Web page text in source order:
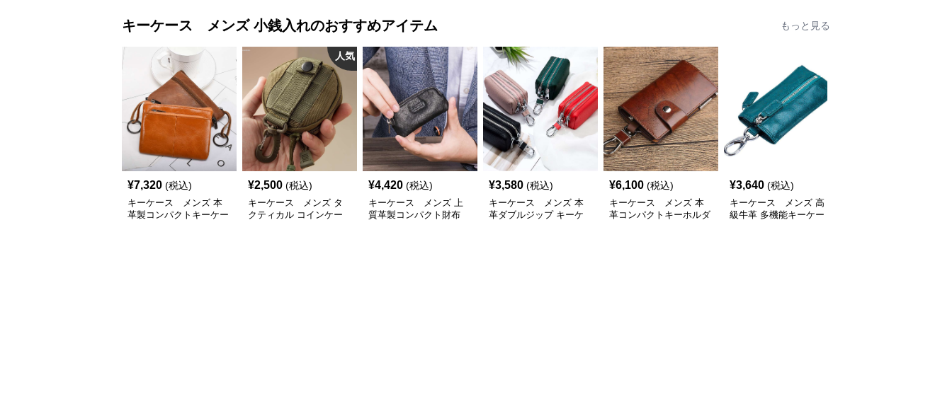
キーケース メンズ 小銭入れのおすすめアイテム もっと見る
¥7,320 (税込)
キーケース メンズ 本
革製コンパクトキーケー
人気
¥2,500 (税込)
キーケース メンズ タ
クティカル コインケー
¥4,420 (税込)
キーケース メンズ 上
質革製コンパクト財布
¥3,580 (税込)
キーケース メンズ 本
革ダブルジップ キーケ
¥6,100 (税込)
キーケース メンズ 本
革コンパクトキーホルダ
¥3,640 (税込)
キーケース メンズ 高
級牛革 多機能キーケー